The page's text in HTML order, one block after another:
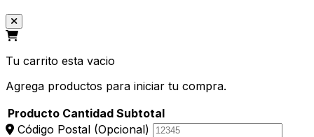
Tu carrito esta vacio
Agrega productos para iniciar tu compra.
Producto Cantidad Subtotal
Código Postal (Opcional)